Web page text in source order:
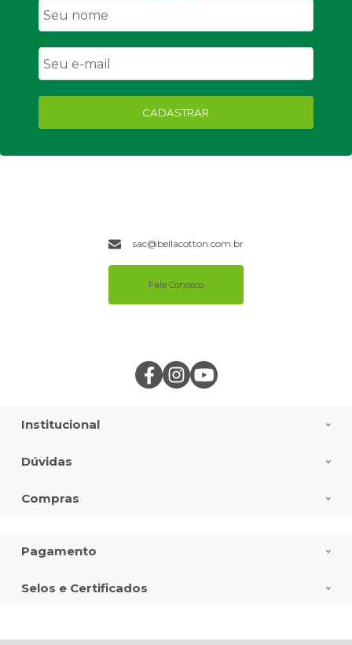
CADASTRAR
Institucional
Dúvidas
Compras
sac@bellacotton.com.br
Fale Conosco
Pagamento
Selos e Certificados